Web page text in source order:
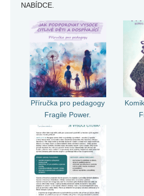
NABÍDCE.
Příručka pro pedagogy
Fragile Power.